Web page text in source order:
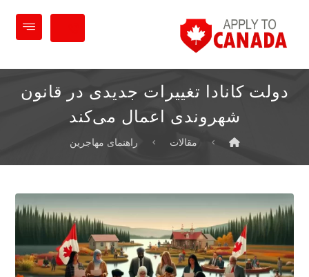
دولت کانادا تغییرات جدیدی در قانون
شهروندی اعمال می‌کند
مقالات راهنمای مهاجرین